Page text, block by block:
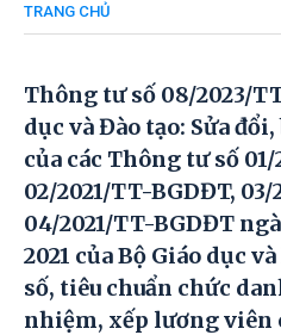
TRANG CHỦ
Thông tư số 08/2023/
dục và Đào tạo: Sửa
của các Thông tư số
02/2021/TT-BGDĐT,
04/2021/TT-BGDĐT
2021 của Bộ Giáo dục
số, tiêu chuẩn chức
nhiệm, xếp lương viên